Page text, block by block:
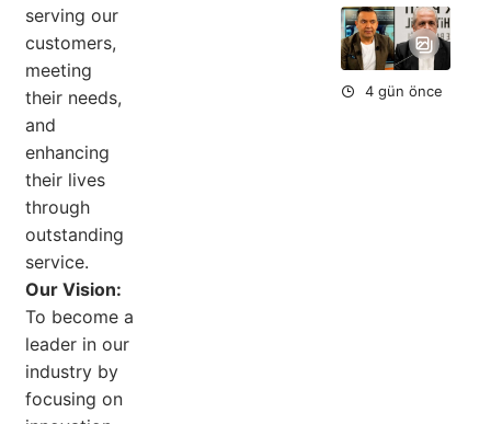
serving our
customers,
meeting
their needs,
and
enhancing
their lives
through
outstanding
service.
Our Vision:
To become a
leader in our
industry by
focusing on
4 gün önce